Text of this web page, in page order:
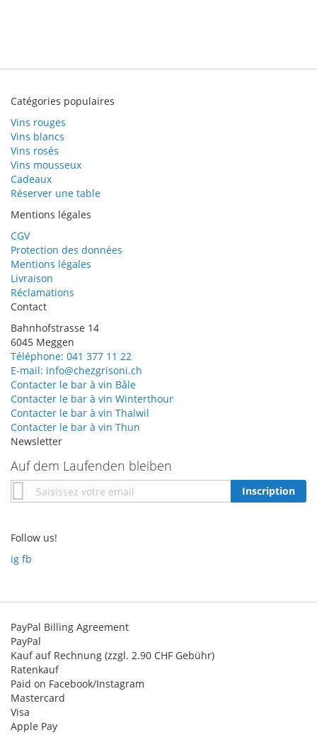
Catégories populaires
Vins rouges
Vins blancs
Vins rosés
Vins mousseux
Cadeaux
Réserver une table
Mentions légales
CGV
Protection des données
Mentions légales
Livraison
Réclamations
Contact
Bahnhofstrasse 14
6045 Meggen
Téléphone: 041 377 11 22
E-mail: info@chezgrisoni.ch
Contacter le bar à vin Bâle
Contacter le bar à vin Winterthour
Contacter le bar à vin Thalwil
Contacter le bar à vin Thun
Newsletter
Auf dem Laufenden bleiben
Inscription
à
:
Inscription
Follow us!
ig fb
PayPal Billing Agreement
PayPal
Kauf auf Rechnung (zzgl. 2.90 CHF Gebühr)
Ratenkauf
Paid on Facebook/Instagram
Mastercard
Visa
Apple Pay